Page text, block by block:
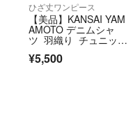
ひざ丈ワンピース
【美品】KANSAI YAM
AMOTO デニムシャ
ツ 羽織り チュニック
斎
¥5,500